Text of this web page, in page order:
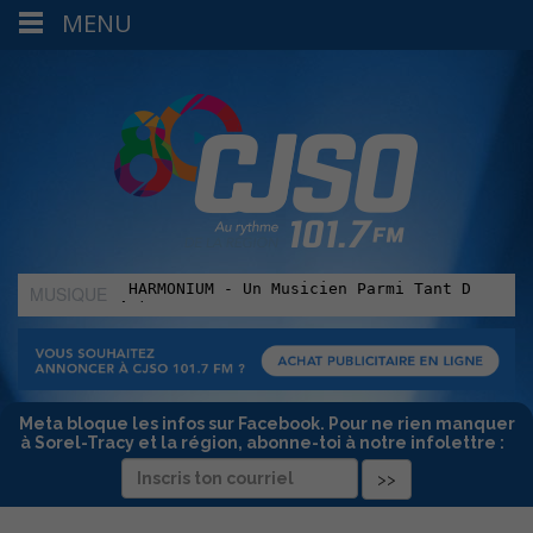
MUSIQUE
:
Meta bloque les infos sur Facebook. Pour ne rien manquer
à Sorel-Tracy et la région, abonne-toi à notre infolettre :
MENU